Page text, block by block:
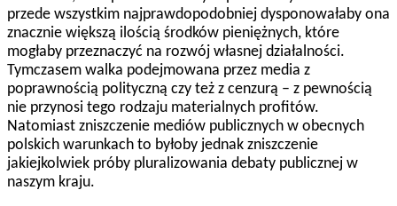
przede wszystkim najprawdopodobniej dysponowałaby ona
znacznie większą ilością środków pieniężnych, które
mogłaby przeznaczyć na rozwój własnej działalności.
Tymczasem walka podejmowana przez media z
poprawnością polityczną czy też z cenzurą – z pewnością
nie przynosi tego rodzaju materialnych profitów.
Natomiast zniszczenie mediów publicznych w obecnych
polskich warunkach to byłoby jednak zniszczenie
jakiejkolwiek próby pluralizowania debaty publicznej w
naszym kraju.